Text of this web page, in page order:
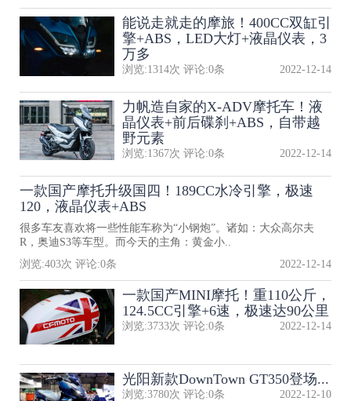
能说走就走的摩旅！400CC双缸引
擎+ABS，LED大灯+液晶仪表，3
万多
浏览:1314次 评论:0条 2022-12-14
力帆造自家的X-ADV摩托车！液
晶仪表+前后碟刹+ABS，自带越
野元素
浏览:1367次 评论:0条 2022-12-14
一款国产摩托升级国四！189CC水冷引擎，极速
120，液晶仪表+ABS
很多车友喜欢将一些性能车称为“小钢炮”。诸如：大众高尔夫
R，奥迪S3等车型。而今天的主角：黄金小..
浏览:403次 评论:0条 2022-12-14
一款国产MINI摩托！重110公斤，
124.5CC引擎+6速，极速达90公里
浏览:3733次 评论:0条 2022-12-14
光阳新款DownTown GT350登场...
浏览:3780次 评论:0条 2022-12-10